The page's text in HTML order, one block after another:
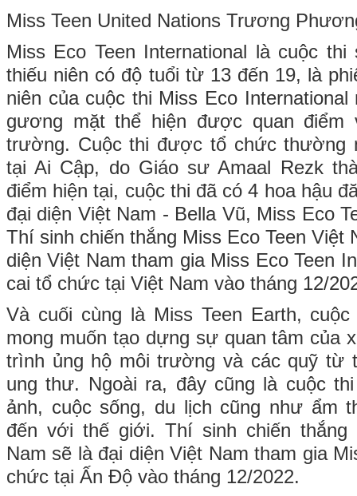
Miss Teen United Nations Trương
Miss Eco Teen International là cuộc
thiếu niên có độ tuổi từ 13 đến 19, là
niên của cuộc thi Miss Eco
gương mặt thể hiện được quan điểm
trường. Cuộc thi được tổ chức thường
tại Ai Cập, do Giáo sư Amaal Rezk
điểm hiện tại, cuộc thi đã có 4 hoa hậu
đại diện Việt Nam - Bella Vũ, Miss Eco
Thí sinh chiến thắng Miss Eco Teen Việt
diện Việt Nam tham gia Miss Eco Teen
cai tổ chức tại Việt Nam vào tháng 12/
Và cuối cùng là Miss Teen Earth,
mong muốn tạo dựng sự quan tâm của
trình ủng hộ môi trường và các quỹ từ
ung thư. Ngoài ra, đây cũng là cuộc
ảnh, cuộc sống, du lịch cũng như ẩm
đến với thế giới. Thí sinh chiến thắng
Nam sẽ là đại diện Việt Nam tham gia
chức tại Ấn Độ vào tháng 12/2022.